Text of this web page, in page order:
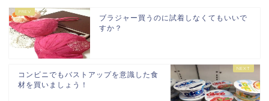
ブラジャー買うのに試着しなくてもいいで
すか？
コンビニでもバストアップを意識した食
材を買いましょう！